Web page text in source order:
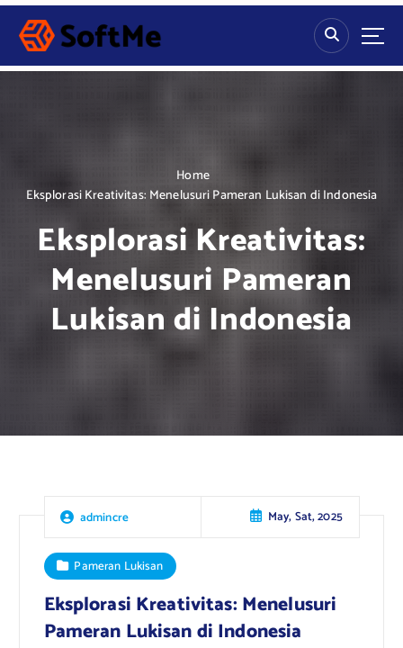
S
p
Home
Eksplorasi Kreativitas: Menelusuri Pameran Lukisan di Indonesia
Eksplorasi Kreativitas:
Menelusuri Pameran
Lukisan di Indonesia
admincre May, Sat, 2025
Pameran Lukisan
Eksplorasi Kreativitas: Menelusuri
Pameran Lukisan di Indonesia